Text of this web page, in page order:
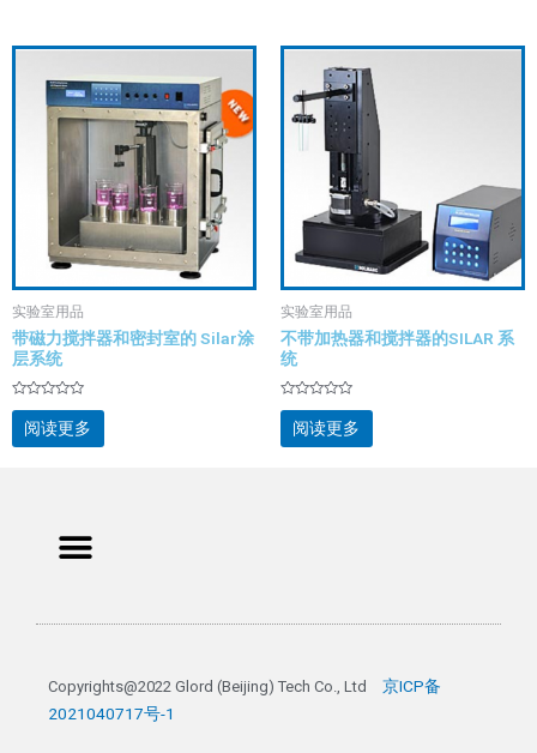
实验室用品
带磁力搅拌器和密封室的 Silar涂
层系统
评
分
&sol;
阅读更多
实验室用品
不带加热器和搅拌器的SILAR 系
统
评
分
&sol;
阅读更多
Menu
Copyrights@2022 Glord (Beijing) Tech Co., Ltd 京ICP备
2021040717号-1